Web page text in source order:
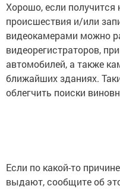
Хорошо, если получится
происшествия и/или
видеокамерами можно
видеорегистраторов,
автомобилей, а также
ближайших зданиях.
облегчить поиски
Если по какой-то
выдают, сообщите об